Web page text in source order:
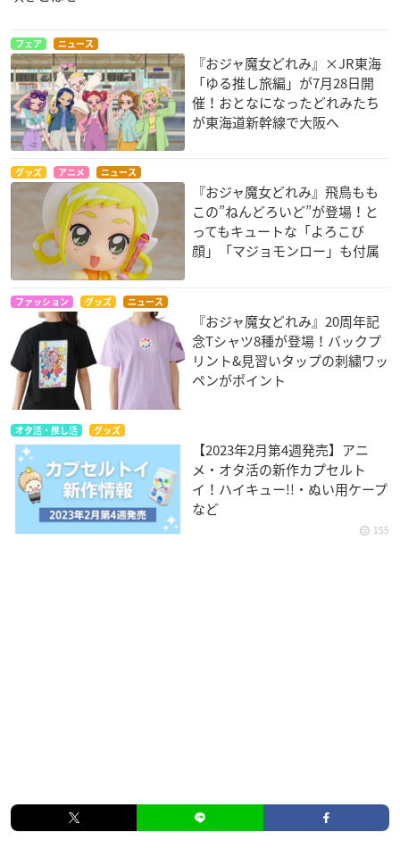
フェア ニュース
『おジャ魔女どれみ』×JR東海
「ゆる推し旅編」が7月28日開
催！おとなになったどれみたち
が東海道新幹線で大阪へ
グッズ アニメ ニュース
『おジャ魔女どれみ』飛鳥もも
この”ねんどろいど”が登場！と
ってもキュートな「よろこび
顔」「マジョモンロー」も付属
ファッション グッズ ニュース
『おジャ魔女どれみ』20周年記
念Tシャツ8種が登場！バックプ
リント&見習いタップの刺繍ワッ
ペンがポイント
オタ活・推し活 グッズ
【2023年2月第4週発売】アニ
メ・オタ活の新作カプセルト
イ！ハイキュー!!・ぬい用ケープ
など
155